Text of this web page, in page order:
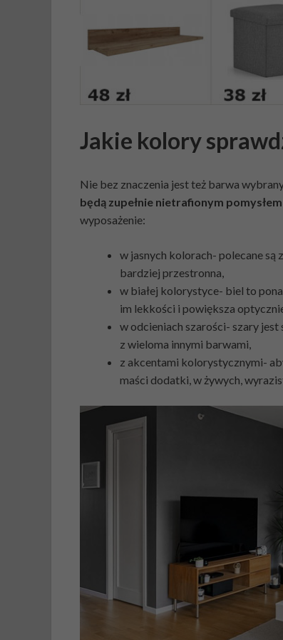
Jakie kolory
Nie bez znaczenia jest też barwa
będą zupełnie nietrafionym
wyposażenie:
w jasnych kolorach- polecane są
bardziej przestronna,
w białej kolorystyce- biel to
im lekkości i powiększa
w odcieniach szarości- szary
z wieloma innymi barwami,
z akcentami kolorystycznymi-
maści dodatki, w żywych,